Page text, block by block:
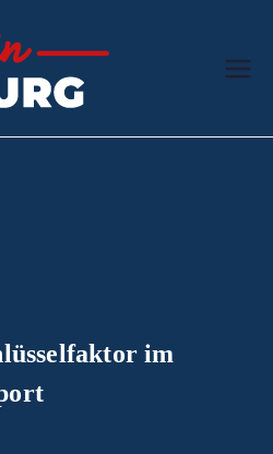
Hamb
Der hanseatische
im